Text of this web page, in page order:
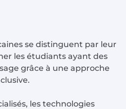
se distinguent par leur
les étudiants ayant des
grâce à une approche
les technologies